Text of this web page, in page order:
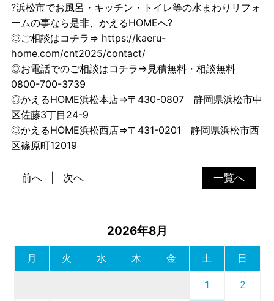
?浜松市でお風呂・キッチン・トイレ等の水まわりリフォ
ームの事なら是非、かえるHOMEへ?
◎ご相談はコチラ⇒ https://kaeru-
home.com/cnt2025/contact/
◎お電話でのご相談はコチラ⇒見積無料・相談無料
0800-700-3739
◎かえるHOME浜松本店⇒〒430-0807 静岡県浜松市中
区佐藤3丁目24-9
◎かえるHOME浜松西店⇒〒431-0201 静岡県浜松市西
区篠原町12019
一覧へ
前へ 次へ
2026年8月
月 火 水 木 金 土 日
1 2